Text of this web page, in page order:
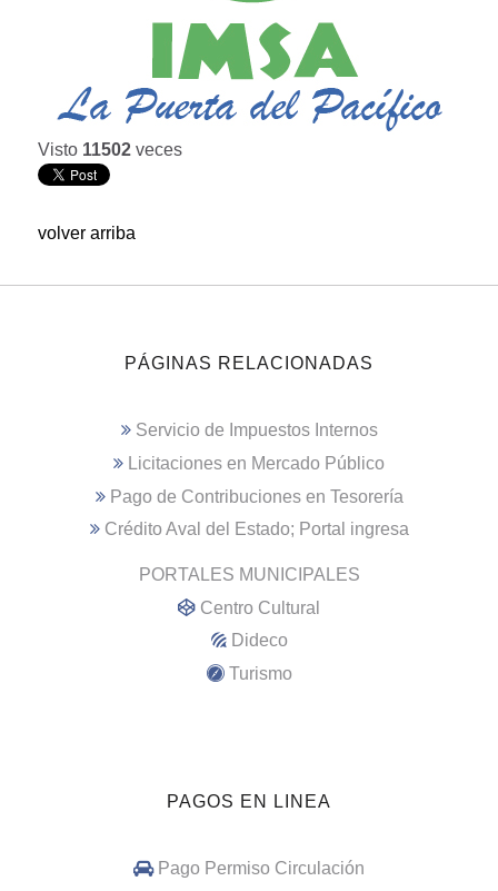
Visto 11502 veces
volver arriba
PÁGINAS RELACIONADAS
Servicio de Impuestos Internos
Licitaciones en Mercado Público
Pago de Contribuciones en Tesorería
Crédito Aval del Estado; Portal ingresa
PORTALES MUNICIPALES
Centro Cultural
Dideco
Turismo
PAGOS EN LINEA
Pago Permiso Circulación